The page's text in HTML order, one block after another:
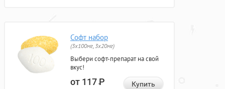
Софт набор
(3x100мг, 3x20мг)
Выбери софт-препарат на свой
вкус!
от 117Р Купить